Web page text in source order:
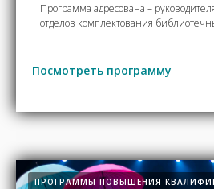
Программа адресована –
отделов комплектования
Посмотреть программу
ПРОГРАММЫ ПОВЫШЕНИЯ